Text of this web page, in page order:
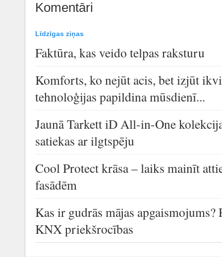
Komentāri
Līdzīgas ziņas
Faktūra, kas veido telpas raksturu
Komforts, ko nejūt acis, bet izjūt
tehnoloģijas papildina mūsdienī...
Jaunā Tarkett iD All-in-One
satiekas ar ilgtspēju
Cool Protect krāsa – laiks mainīt
fasādēm
Kas ir gudrās mājas
KNX priekšrocības